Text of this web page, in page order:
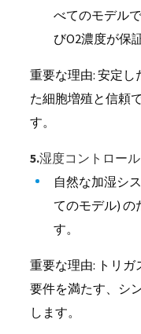
べてのモデル
びO2濃度が保
重要な理由: 安定
た細胞増殖と信頼
す。
5.湿度コントロール
自然な加湿シ
てのモデル) の
す。
重要な理由: トリ
要件を満たす、シ
します。